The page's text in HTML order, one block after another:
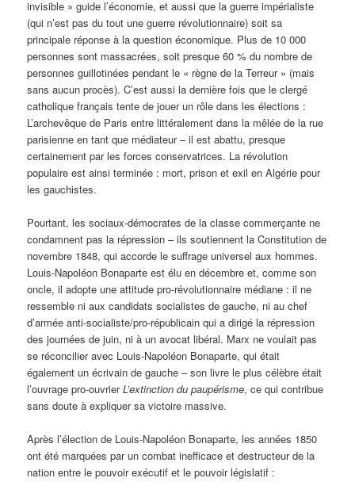
invisible » guide l’économie, et aussi que la guerre impérialiste
(qui n’est pas du tout une guerre révolutionnaire) soit sa
principale réponse à la question économique. Plus de 10 000
personnes sont massacrées, soit presque 60 % du nombre de
personnes guillotinées pendant le « règne de la Terreur » (mais
sans aucun procès). C’est aussi la dernière fois que le clergé
catholique français tente de jouer un rôle dans les élections :
L’archevêque de Paris entre littéralement dans la mêlée de la rue
parisienne en tant que médiateur – il est abattu, presque
certainement par les forces conservatrices. La révolution
populaire est ainsi terminée : mort, prison et exil en Algérie pour
les gauchistes.
Pourtant, les sociaux-démocrates de la classe commerçante ne
condamnent pas la répression – ils soutiennent la Constitution de
novembre 1848, qui accorde le suffrage universel aux hommes.
Louis-Napoléon Bonaparte est élu en décembre et, comme son
oncle, il adopte une attitude pro-révolutionnaire médiane : il ne
ressemble ni aux candidats socialistes de gauche, ni au chef
d’armée anti-socialiste/pro-républicain qui a dirigé la répression
des journées de juin, ni à un avocat libéral. Marx ne voulait pas
se réconcilier avec Louis-Napoléon Bonaparte, qui était
également un écrivain de gauche – son livre le plus célèbre était
l’ouvrage pro-ouvrierL’extinction du paupérisme, ce qui contribue
sans doute à expliquer sa victoire massive.
Après l’élection de Louis-Napoléon Bonaparte, les années 1850
ont été marquées par un combat inefficace et destructeur de la
nation entre le pouvoir exécutif et le pouvoir législatif :